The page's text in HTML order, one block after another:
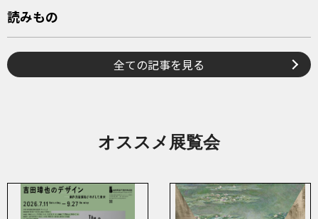
読みもの
全ての記事を見る
オススメ展覧会